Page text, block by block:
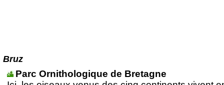
Bruz
Parc Ornithologique de Bretagne